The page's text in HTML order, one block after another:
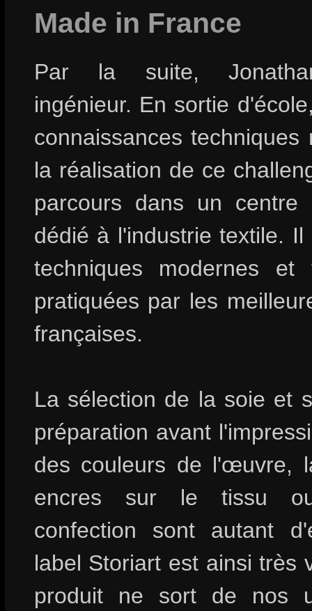
Made in France
Par la suite,
ingénieur. En sortie
connaissances techniques
la réalisation de ce
parcours dans un centre
dédié à l'industrie textile.
techniques modernes et
pratiquées par les
françaises.
La sélection de la soie et
préparation avant
des couleurs de l'œuvre,
encres sur le tissu
confection sont autant
label Storiart est ainsi très
produit ne sort de nos